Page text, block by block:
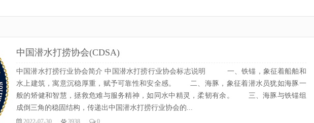
中国潜水打捞协会(CDSA)
中国潜水打捞行业协会简介 中国潜水打捞行业协会标志说明 一、铁锚，象征着船舶和
水上建筑，寓意沉稳厚重，赋予可靠性和安全感。 二、海豚，象征着潜水员犹如海豚一
般的矫健和智慧，拯救危难与服务精神，如同水中精灵，柔韧有余。 三、海豚与铁锚组
成倒三角的稳固结构，传递出中国潜水打捞行业协会的...
2022-07-30 3938 0